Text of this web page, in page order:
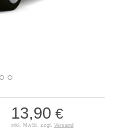
13,90 €
inkl. MwSt. zzgl. Versand